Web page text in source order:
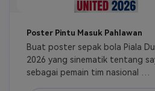
Poster Pintu Masuk Pahlawan
Buat poster sepak bola Piala
2026 yang sinematik tentang
sebagai pemain tim nasional